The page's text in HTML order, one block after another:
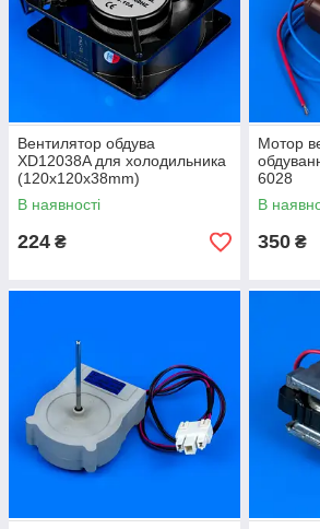
Вентилятор обдува
XD12038A для холодильника
(120x120x38mm)
В наявності
224 ₴
Мотор
6028
В
350 ₴